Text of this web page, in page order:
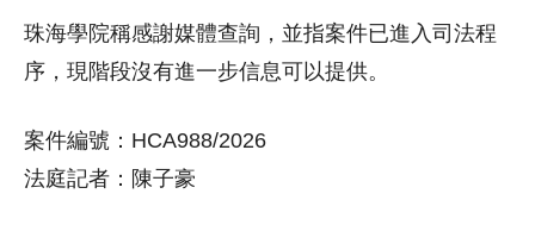
珠海學院稱感謝媒體查詢，並指案件已進入司法程
序，現階段沒有進一步信息可以提供。
案件編號：HCA988/2026
法庭記者：陳子豪